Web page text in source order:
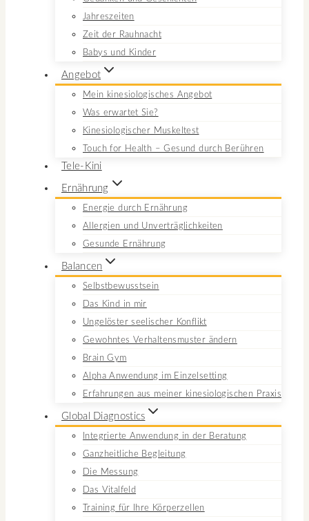
Jahreszeiten
Zeit der Rauhnacht
Babys und Kinder
Angebot
Mein kinesiologisches Angebot
Was erwartet Sie?
Kinesiologischer Muskeltest
Touch for Health – Gesund durch Berühren
Tele-Kini
Ernährung
Energie durch Ernährung
Allergien und Unverträglichkeiten
Gesunde Ernährung
Balancen
Selbstbewusstsein
Das Kind in mir
Ungelöster seelischer Konflikt
Gewohntes Verhaltensmuster ändern
Brain Gym
Alpha Anwendung im Einzelsetting
Erfahrungen aus meiner kinesiologischen Praxis
Global Diagnostics
Integrierte Anwendung in der Beratung
Ganzheitliche Begleitung
Die Messung
Das Vitalfeld
Training für Ihre Körperzellen